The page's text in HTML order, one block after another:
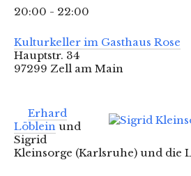
20:00 - 22:00
Kulturkeller im Gasthaus Rose
Hauptstr. 34
97299 Zell am Main
Erhard
Löblein und
Sigrid
Kleinsorge (Karlsruhe) und die